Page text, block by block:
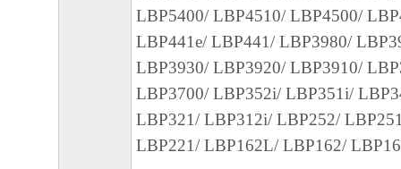
(2) キヤノン、キヤノンのライセンサー、
社、キヤノンの関連会社、それらの販売代
店のいずれも、「本ソフトウェア」の使用
から生ずるいかなる損害（逸失利益および
または付随的な損害を含むがこれらに限定
LBP5400/ LBP4510/ LBP4500/
LBP441e/ LBP441/ LBP3980/
LBP3930/ LBP3920/ LBP3910/
LBP3700/ LBP352i/ LBP351i/
LBP321/ LBP312i/ LBP252/
LBP221/ LBP162L/ LBP162/